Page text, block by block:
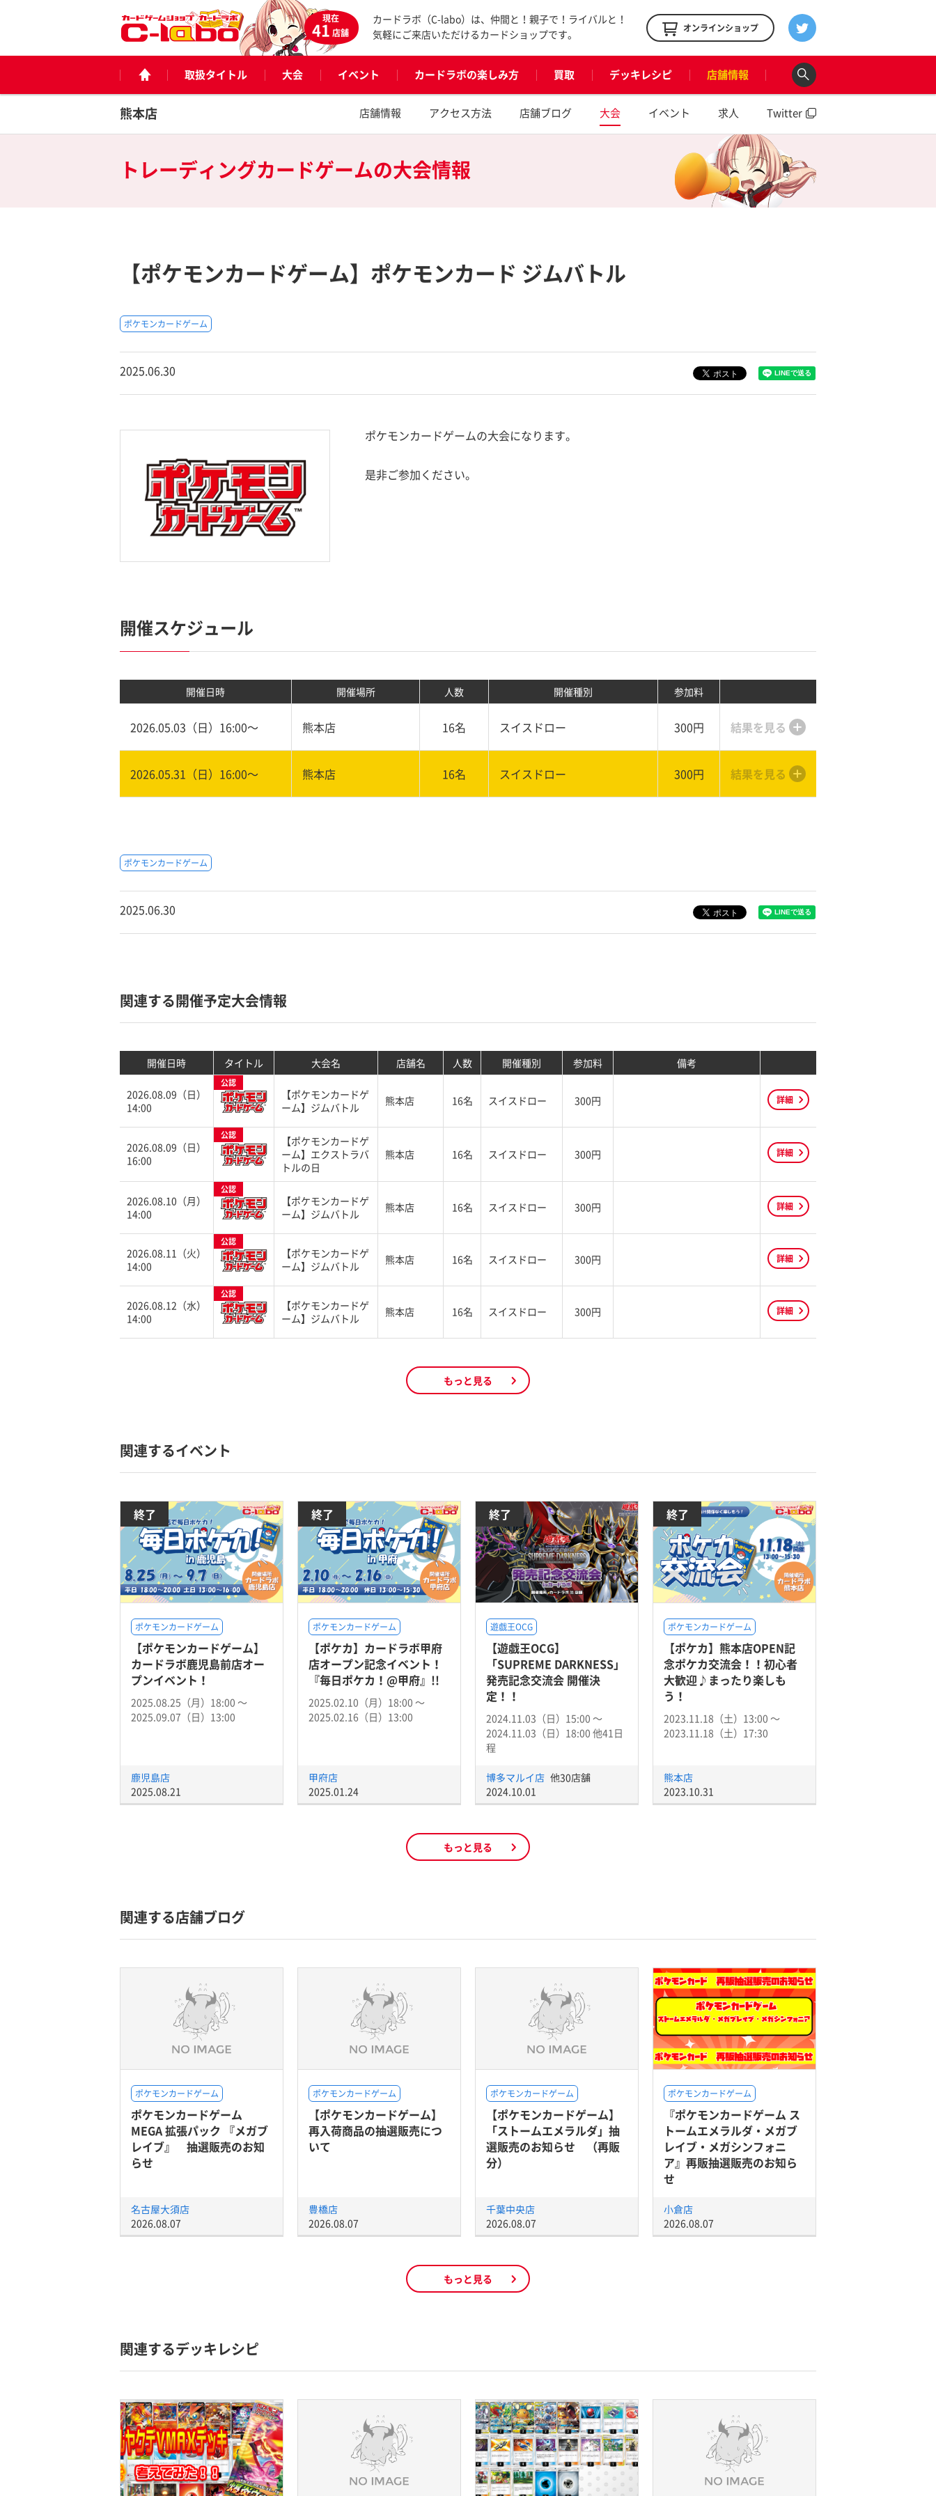
現在
41店舗
カードラボ（C-labo）は、仲間と！親子で！ライバルと！
気軽にご来店いただけるカードショップです。
オンラインショップ
取扱タイトル 大会 イベント カードラボの楽しみ方 買取 デッキレシピ 店舗情報
熊本店 店舗情報 アクセス方法 店舗ブログ 大会 イベント 求人 Twitter
トレーディングカードゲームの大会情報
【ポケモンカードゲーム】ポケモンカード ジムバトル
ポケモンカードゲーム
2025.06.30
ポケモンカードゲームの大会になります。
是非ご参加ください。
開催スケジュール
開催日時 開催場所 人数 開催種別 参加料
2026.05.03（日）16:00〜 熊本店 16名 スイスドロー 300円 結果を見る
2026.05.31（日）16:00〜 熊本店 16名 スイスドロー 300円 結果を見る
ポケモンカードゲーム
2025.06.30
関連する開催予定大会情報
開催日時 タイトル 大会名 店舗名 人数 開催種別 参加料 備考
2026.08.09（日）
14:00
公認
【ポケモンカードゲ
ーム】ジムバトル
熊本店 16名 スイスドロー 300円 詳細
2026.08.09（日）
16:00
公認
【ポケモンカードゲ
ーム】エクストラバ
トルの日
熊本店 16名 スイスドロー 300円 詳細
2026.08.10（月）
14:00
公認
【ポケモンカードゲ
ーム】ジムバトル
熊本店 16名 スイスドロー 300円 詳細
2026.08.11（火）
14:00
公認
【ポケモンカードゲ
ーム】ジムバトル
熊本店 16名 スイスドロー 300円 詳細
2026.08.12（水）
14:00
公認
【ポケモンカードゲ
ーム】ジムバトル
熊本店 16名 スイスドロー 300円 詳細
もっと見る
関連するイベント
終了
ポケモンカードゲーム
【ポケモンカードゲーム】
カードラボ鹿児島前店オー
プンイベント！
2025.08.25（月）18:00 〜
2025.09.07（日）13:00
鹿児島店
2025.08.21
終了
ポケモンカードゲーム
【ポケカ】カードラボ甲府
店オープン記念イベント！
『毎日ポケカ！@甲府』!!
2025.02.10（月）18:00 〜
2025.02.16（日）13:00
甲府店
2025.01.24
終了
遊戯王OCG
【遊戯王OCG】
「SUPREME DARKNESS」
発売記念交流会 開催決
定！！
2024.11.03（日）15:00 〜
2024.11.03（日）18:00 他41日
程
博多マルイ店 他30店舗
2024.10.01
終了
ポケモンカードゲーム
【ポケカ】熊本店OPEN記
念ポケカ交流会！！初心者
大歓迎♪まったり楽しも
う！
2023.11.18（土）13:00 〜
2023.11.18（土）17:30
熊本店
2023.10.31
もっと見る
関連する店舗ブログ
ポケモンカードゲーム
ポケモンカードゲーム
MEGA 拡張パック 『メガブ
レイブ』 抽選販売のお知
らせ
名古屋大須店
2026.08.07
ポケモンカードゲーム
【ポケモンカードゲーム】
再入荷商品の抽選販売につ
いて
豊橋店
2026.08.07
ポケモンカードゲーム
【ポケモンカードゲーム】
「ストームエメラルダ」抽
選販売のお知らせ （再販
分）
千葉中央店
2026.08.07
ポケモンカードゲーム
『ポケモンカードゲーム ス
トームエメラルダ・メガブ
レイブ・メガシンフォニ
ア』再販抽選販売のお知ら
せ
小倉店
2026.08.07
もっと見る
関連するデッキレシピ